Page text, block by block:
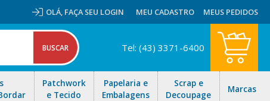
OLÁ, FAÇA SEU LOGIN MEU CADASTRO MEUS PEDIDOS
Patchwork
e Tecido
Papelaria e
Embalagens
Scrap e
Decoupage
Marcas
Tel: (43) 3371-6400